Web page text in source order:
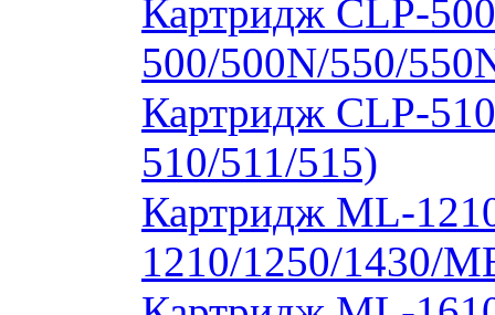
Картридж CLP-
500/500N/550/
Картридж CLP-
510/511/515)
Картридж ML-
1210/1250/1430/